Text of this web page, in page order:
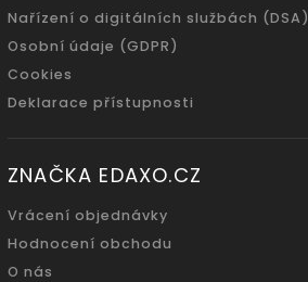
Nařízení o digitálních službách (DSA)
Osobní údaje (GDPR)
Cookies
Deklarace přístupnosti
ZNAČKA EDAXO.CZ
Vrácení objednávky
Hodnocení obchodu
O nás